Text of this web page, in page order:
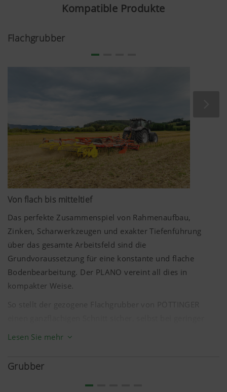
Kompatible Produkte
Flachgrubber
Von flach bis mitteltief
Das perfekte Zusammenspiel von Rahmenaufbau,
Zinken, Scharwerkzeugen und exakter Tiefenführung
über das gesamte Arbeitsfeld sind die
Grundvoraussetzung für eine konstante und flache
Bodenbearbeitung. Der PLANO vereint all dies in
kompakter Weise.
Arbeitstiefe ab
Anwendungsmöglichkeiten und einen universellen
Einsatz während des gesamten Jahres mit sich.
Lesen Sie mehr
Grubber